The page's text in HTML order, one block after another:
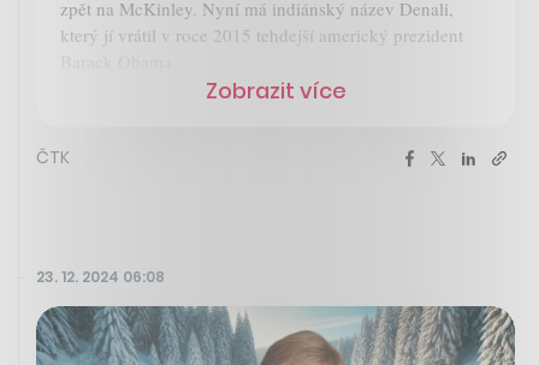
zpět na McKinley. Nyní má indiánský název Denali,
který jí vrátil v roce 2015 tehdejší americký prezident
Zobrazit více
ČTK
23. 12. 2024 06:08